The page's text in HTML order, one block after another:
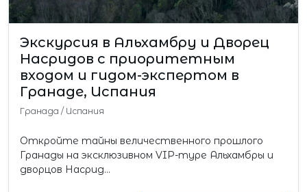
Экскурсия в Альхамбру и Дворец
Насридов с приоритетным
входом и гидом-экспертом в
Гранаде, Испания
Гранада / Испания
Откройте тайны величественного прошлого
Гранады на эксклюзивном VIP-туре Альхамбры и
дворцов Насрид…